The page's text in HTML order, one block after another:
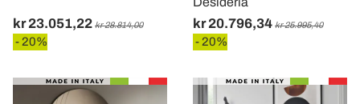
kr 23.051,22 kr 28.814,00
- 20%
kr 20.796,34 kr 25.995,40
- 20%